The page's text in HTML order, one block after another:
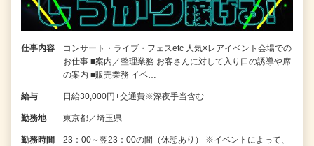
仕事内容
コンサート・ライブ・フェスetc 人気×レアイベント会場での
お仕事 ■案内／整理業務 お客さんに対して入り口の誘導や席
の案内 ■販売業務 イベ…
給与 日給30,000円+交通費※深夜手当含む
勤務地 東京都／埼玉県
勤務時間
23：00～翌23：00の間（休憩あり） ※イベントによって、